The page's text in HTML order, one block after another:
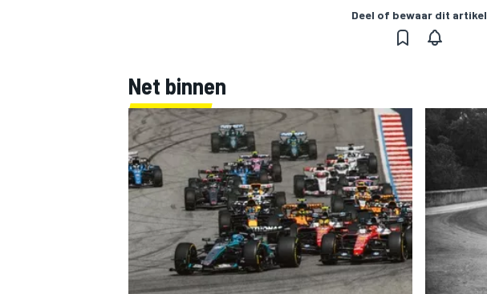
Deel of bewaar dit artikel
Net binnen